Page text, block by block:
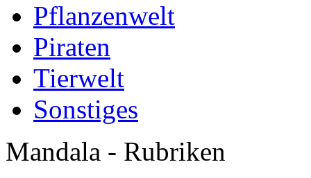
Pflanzenwelt
Piraten
Tierwelt
Sonstiges
Mandala - Rubriken